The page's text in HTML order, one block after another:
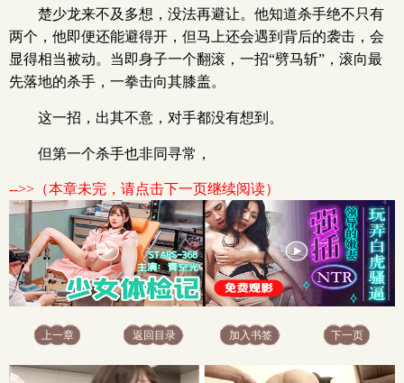
楚少龙来不及多想，没法再避让。他知道杀手绝不只有
两个，他即便还能避得开，但马上还会遇到背后的袭击，会
显得相当被动。当即身子一个翻滚，一招“劈马斩”，滚向最
先落地的杀手，一拳击向其膝盖。
这一招，出其不意，对手都没有想到。
但第一个杀手也非同寻常，
-->>（本章未完，请点击下一页继续阅读）
上一章 返回目录 加入书签 下一页